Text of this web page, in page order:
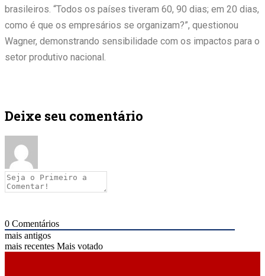
brasileiros. “Todos os países tiveram 60, 90 dias; em 20 dias,
como é que os empresários se organizam?”, questionou
Wagner, demonstrando sensibilidade com os impactos para o
setor produtivo nacional.
Deixe seu comentário
0 Comentários
mais antigos
mais recentes Mais votado